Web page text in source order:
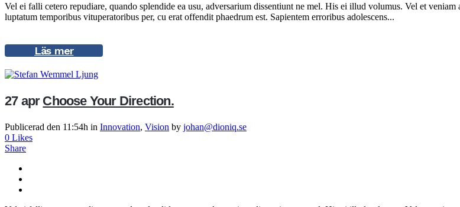
Vel ei falli cetero repudiare, quando splendide ea usu, adversarium dissentiunt ne mel. His ei illud volumus. Vel et
luptatum temporibus vituperatoribus per, cu erat offendit phaedrum est. Sapientem erroribus adolescens...
Läs mer
27 apr Choose Your Direction.
Publicerad den 11:54h in Innovation, Vision by johan@dioniq.se
0 Likes
Share